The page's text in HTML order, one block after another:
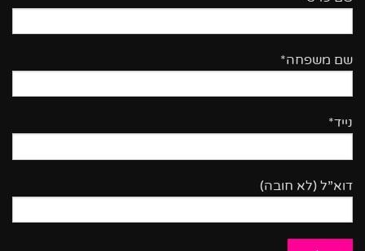
שם משפחה*
נייד*
דוא”ל (לא חובה)